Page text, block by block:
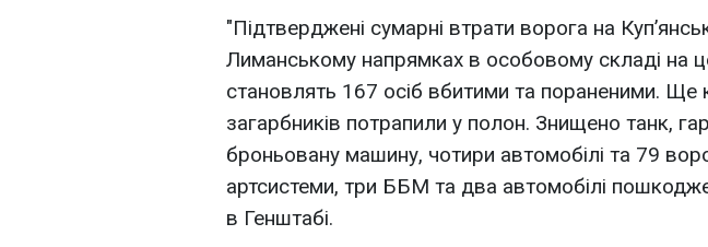
"Підтверджені сумарні втрати ворога на
Лиманському напрямках в особовому складі на
становлять 167 осіб вбитими та пораненими. Ще
загарбників потрапили у полон. Знищено танк,
броньовану машину, чотири автомобілі та 79
артсистеми, три ББМ та два автомобілі
в Генштабі.